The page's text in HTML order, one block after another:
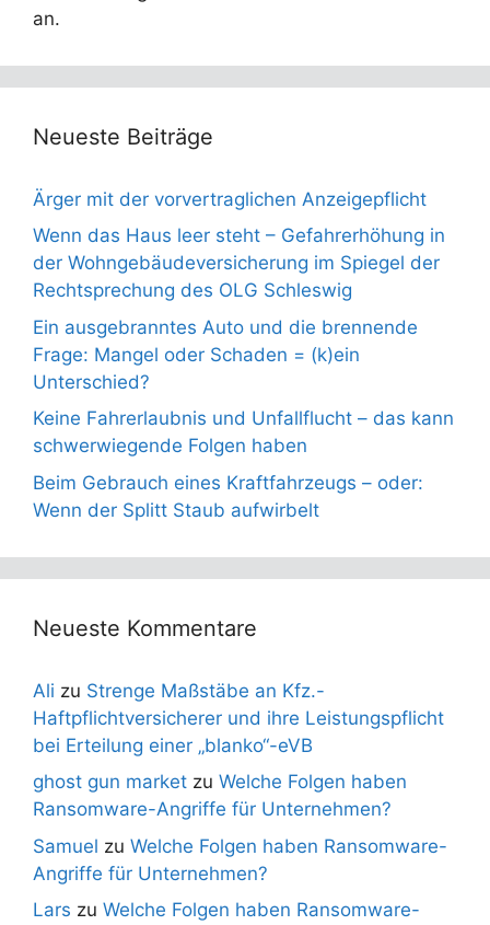
an.
Neueste Beiträge
Ärger mit der vorvertraglichen Anzeigepflicht
Wenn das Haus leer steht – Gefahrerhöhung in
der Wohngebäudeversicherung im Spiegel der
Rechtsprechung des OLG Schleswig
Ein ausgebranntes Auto und die brennende
Frage: Mangel oder Schaden = (k)ein
Unterschied?
Keine Fahrerlaubnis und Unfallflucht – das kann
schwerwiegende Folgen haben
Beim Gebrauch eines Kraftfahrzeugs – oder:
Wenn der Splitt Staub aufwirbelt
Neueste Kommentare
Ali zu Strenge Maßstäbe an Kfz.-
Haftpflichtversicherer und ihre Leistungspflicht
bei Erteilung einer „blanko“-eVB
ghost gun market zu Welche Folgen haben
Ransomware-Angriffe für Unternehmen?
Samuel zu Welche Folgen haben Ransomware-
Angriffe für Unternehmen?
Lars zu Welche Folgen haben Ransomware-